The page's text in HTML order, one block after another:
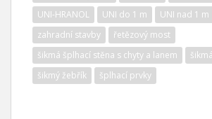
UNI-HRANOL
UNI do 1 m UNI nad 1 m
zahradní stavby
řetězový most
šikmá šplhací stěna s chyty a lanem
šikmý žebřík
šplhací prvky